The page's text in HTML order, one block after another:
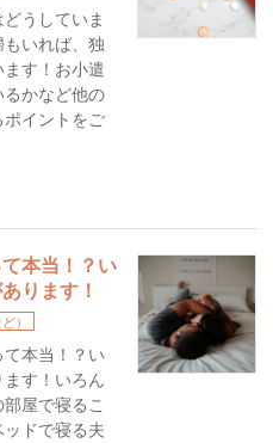
うしていま
いれば、独
す！お小遣
かなど他の
イントをご
本当！？い
ります！
）
て本当！？い
す！いろん
屋で寝るこ
ドで寝る夫